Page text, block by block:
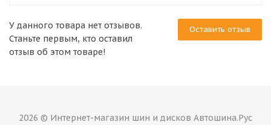
Оставить отзыв
У данного товара нет отзывов.
Станьте первым, кто оставил
отзыв об этом товаре!
2026 © Интернет-магазин шин и дисков Автошина.Рус